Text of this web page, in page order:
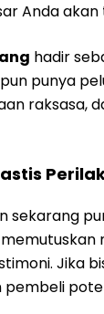
Anda
hadir
punya
raksasa,
sekarang
Jika